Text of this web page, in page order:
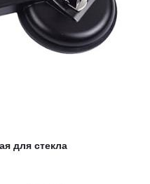
для стекла